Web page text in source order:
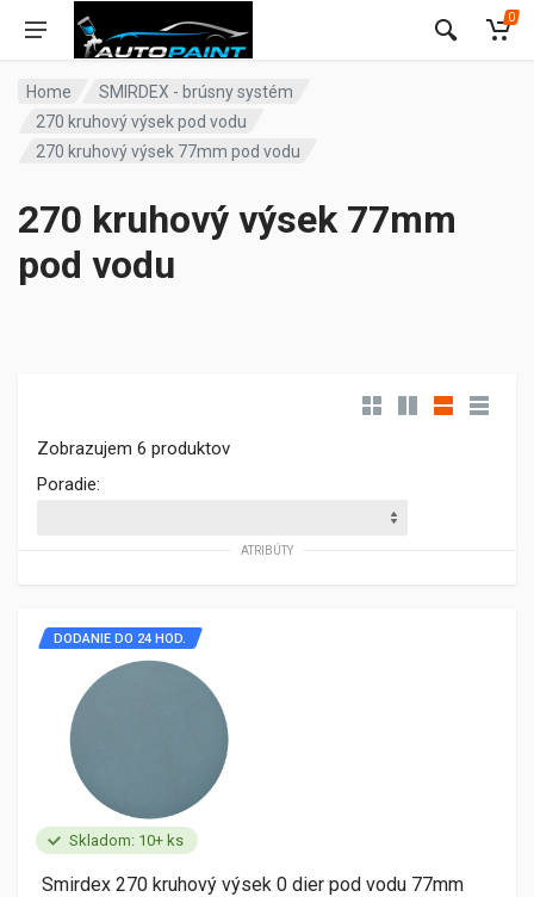
0
Home
SMIRDEX - brúsny systém
270 kruhový výsek pod vodu
270 kruhový výsek 77mm pod vodu
270 kruhový výsek 77mm
pod vodu
Zobrazujem 6 produktov
Poradie:
ATRIBÚTY
Skladom: 10+ ks
DODANIE DO 24 HOD.
Smirdex 270 kruhový výsek 0 dier pod vodu 77mm